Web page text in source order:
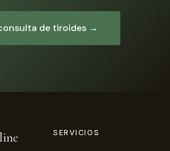
de tiroides →
SERVICIOS